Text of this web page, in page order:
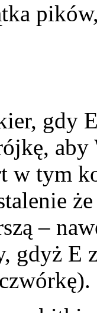
gdy
aby
w tym
–
gdyż E